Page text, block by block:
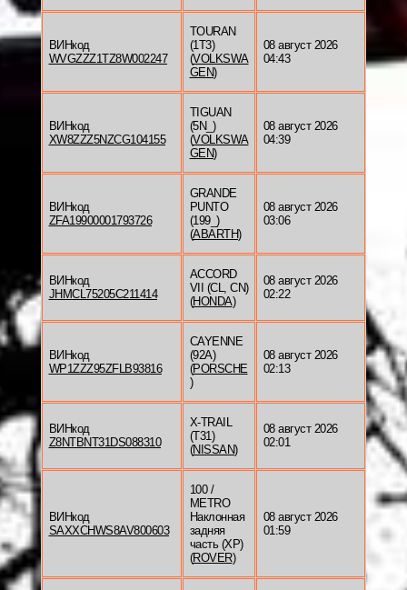
ВИНкод
WVGZZZ1TZ8W002247
TOURAN
(1T3)
(VOLKSWA
GEN)
08 август 2026
04:43
ВИНкод
XW8ZZZ5NZCG104155
TIGUAN
(5N_)
(VOLKSWA
GEN)
08 август 2026
04:39
ВИНкод
ZFA19900001793726
GRANDE
PUNTO
(199_)
(ABARTH)
08 август 2026
03:06
ВИНкод
JHMCL75205C211414
ACCORD
VII (CL, CN)
(HONDA)
08 август 2026
02:22
ВИНкод
WP1ZZZ95ZFLB93816
CAYENNE
(92A)
(PORSCHE
)
08 август 2026
02:13
ВИНкод
Z8NTBNT31DS088310
X-TRAIL
(T31)
(NISSAN)
08 август 2026
02:01
ВИНкод
SAXXCHWS8AV800603
100 /
METRO
Наклонная
задняя
часть (XP)
(ROVER)
08 август 2026
01:59